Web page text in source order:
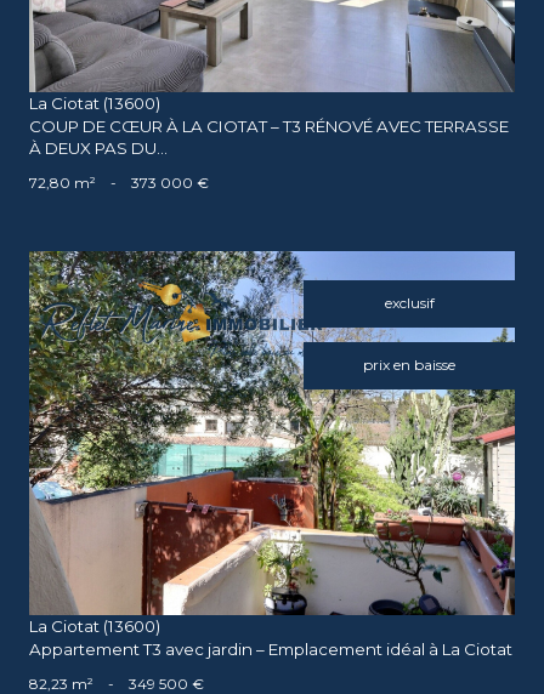
La Ciotat (13600)
COUP DE CŒUR À LA CIOTAT – T3 RÉNOVÉ AVEC TERRASSE
À DEUX PAS DU...
72,80 m² - 373 000 €
exclusif
prix en baisse
voir le bien
La Ciotat (13600)
Appartement T3 avec jardin – Emplacement idéal à La Ciotat
82,23 m² - 349 500 €